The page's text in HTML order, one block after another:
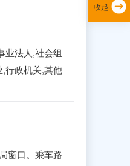
业法人,社会组
行政机关,其他
窗口。乘车路
收起